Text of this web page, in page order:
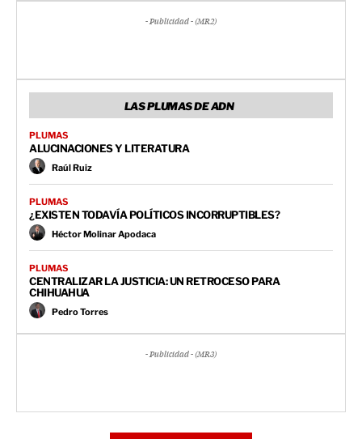
- Publicidad - (MR2)
LAS PLUMAS DE ADN
PLUMAS
ALUCINACIONES Y LITERATURA
Raúl Ruiz
PLUMAS
¿EXISTEN TODAVÍA POLÍTICOS INCORRUPTIBLES?
Héctor Molinar Apodaca
PLUMAS
CENTRALIZAR LA JUSTICIA: UN RETROCESO PARA
CHIHUAHUA
Pedro Torres
- Publicidad - (MR3)